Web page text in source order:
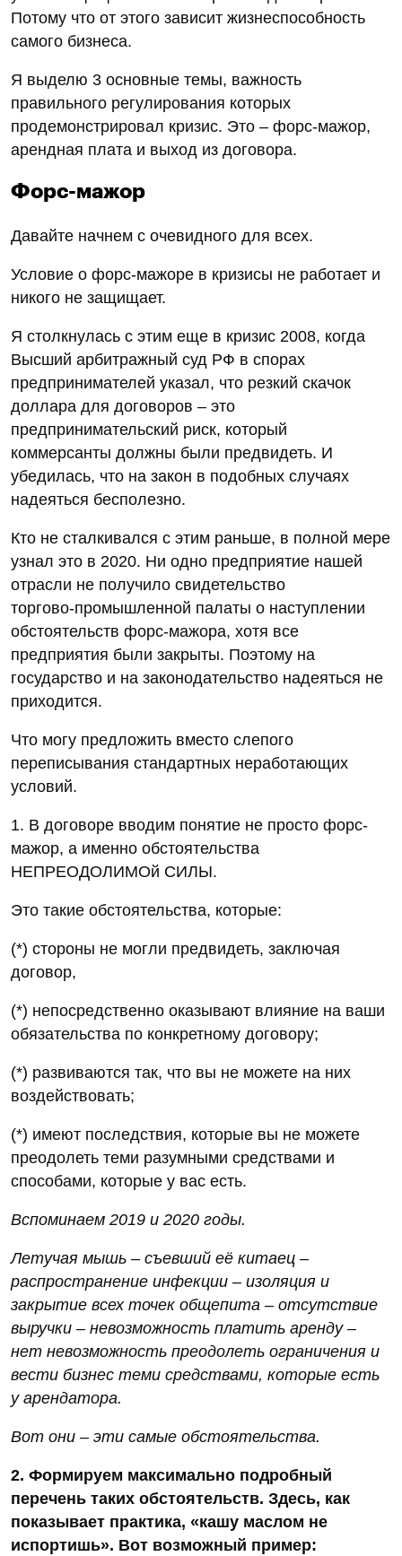
Потому что от этого зависит жизнеспособность
самого бизнеса.
Я выделю 3 основные темы, важность
правильного регулирования которых
продемонстрировал кризис. Это – форс-мажор,
арендная плата и выход из договора.
Форс-мажор
Давайте начнем с очевидного для всех.
Условие о форс-мажоре в кризисы не работает и
никого не защищает.
Я столкнулась с этим еще в кризис 2008, когда
Высший арбитражный суд РФ в спорах
предпринимателей указал, что резкий скачок
доллара для договоров – это
предпринимательский риск, который
коммерсанты должны были предвидеть. И
убедилась, что на закон в подобных случаях
надеяться бесполезно.
Кто не сталкивался с этим раньше, в полной мере
узнал это в 2020. Ни одно предприятие нашей
отрасли не получило свидетельство
торгово‑промышленной палаты о наступлении
обстоятельств форс-мажора, хотя все
предприятия были закрыты. Поэтому на
государство и на законодательство надеяться не
приходится.
Что могу предложить вместо слепого
переписывания стандартных неработающих
условий.
1. В договоре вводим понятие не просто форс-
мажор, а именно обстоятельства
НЕПРЕОДОЛИМОй СИЛЫ.
Это такие обстоятельства, которые:
(*) стороны не могли предвидеть, заключая
договор,
(*) непосредственно оказывают влияние на ваши
обязательства по конкретному договору;
(*) развиваются так, что вы не можете на них
воздействовать;
(*) имеют последствия, которые вы не можете
преодолеть теми разумными средствами и
способами, которые у вас есть.
Вспоминаем 2019 и 2020 годы.
Летучая мышь – съевший её китаец –
распространение инфекции – изоляция и
закрытие всех точек общепита – отсутствие
выручки – невозможность платить аренду –
нет невозможность преодолеть ограничения и
вести бизнес теми средствами, которые есть
у арендатора.
Вот они – эти самые обстоятельства.
2. Формируем максимально подробный
перечень таких обстоятельств. Здесь, как
показывает практика, «кашу маслом не
испортишь». Вот возможный пример: